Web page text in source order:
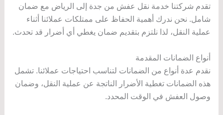
تقدم شركتنا خدمة نقل عفش من جدة إلى الرياض مع ضمان
شامل. نحن ندرك أهمية الحفاظ على ممتلكات عملائنا أثناء
عملية النقل، لذا نلتزم بتقديم ضمان يغطي أي أضرار قد تحدث.
أنواع الضمانات المقدمة
نقدم عدة أنواع من الضمانات لتناسب احتياجات عملائنا. تشمل
هذه الضمانات تغطية الأضرار الناتجة عن عملية النقل، وضمان
وصول العفش في الوقت المحدد.